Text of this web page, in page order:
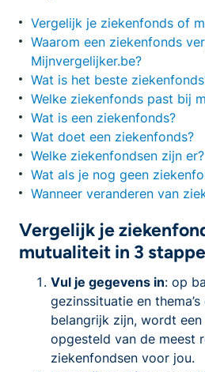
Vergelijk je ziekenfonds of
Waarom een ziekenfonds
Mijnvergelijker.be?
Wat is het beste
Welke ziekenfonds past bij
Wat is een ziekenfonds?
Wat doet een ziekenfonds?
Welke ziekenfondsen zijn er?
Wat als je nog geen
Wanneer veranderen van
Vergelijk je
mutualiteit in 3
Vul je gegevens in: op
gezinssituatie en
belangrijk zijn, wordt
opgesteld van de meest
ziekenfondsen voor jou.